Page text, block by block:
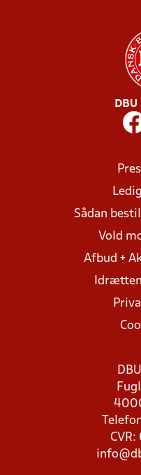
Sådan
Vold
Afbud +